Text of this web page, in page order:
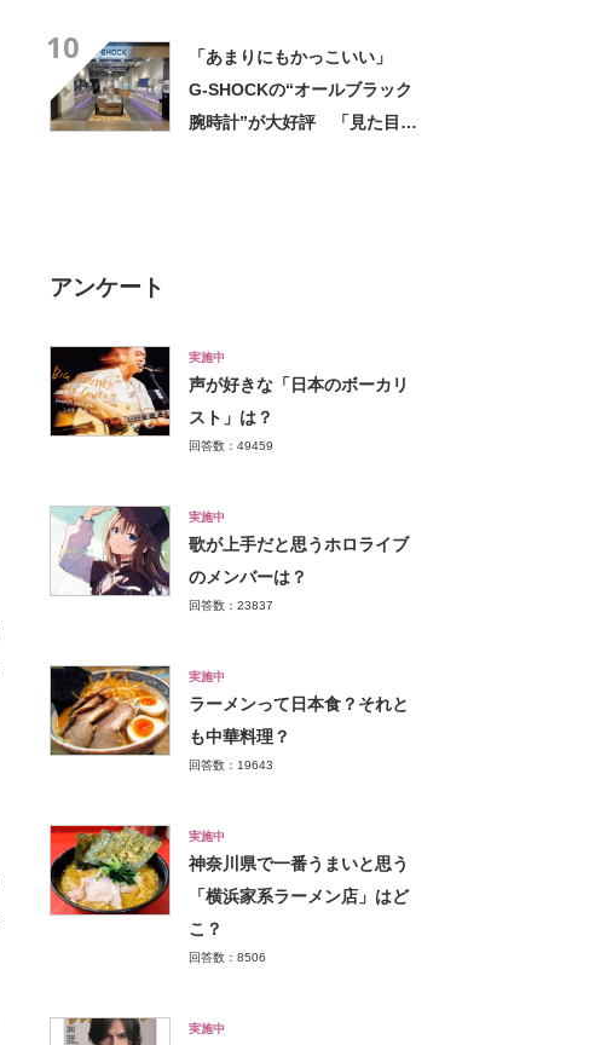
10
「あまりにもかっこいい」
G-SHOCKの“オールブラック
腕時計”が大好評 「見た目以
アンケート
実施中
声が好きな「日本のボーカリ
スト」は？
回答数：49459
実施中
歌が上手だと思うホロライブ
のメンバーは？
回答数：23837
実施中
ラーメンって日本食？それと
も中華料理？
回答数：19643
実施中
神奈川県で一番うまいと思う
「横浜家系ラーメン店」はど
こ？
回答数：8506
実施中